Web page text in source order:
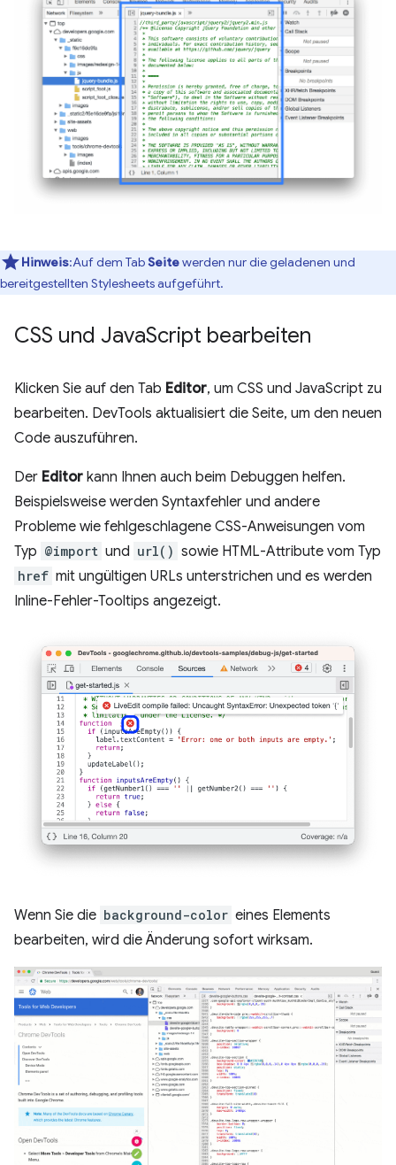
Hinweis:Auf dem TabSeitewerden nur die geladenen und
bereitgestellten Stylesheets aufgeführt.
CSS und JavaScript bearbeiten
Klicken Sie auf den Tab Editor, um CSS und JavaScript zu
bearbeiten. DevTools aktualisiert die Seite, um den neuen
Code auszuführen.
Der Editor kann Ihnen auch beim Debuggen helfen.
Beispielsweise werden Syntaxfehler und andere
Probleme wie fehlgeschlagene CSS-Anweisungen vom
Typ @import und url() sowie HTML-Attribute vom Typ
href mit ungültigen URLs unterstrichen und es werden
Inline-Fehler-Tooltips angezeigt.
Wenn Sie die background-color eines Elements
bearbeiten, wird die Änderung sofort wirksam.